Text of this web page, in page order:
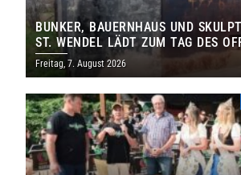
BUNKER, BAUERNHAUS UND
ST. WENDEL LÄDT ZUM TAG DES
DENKMALS EIN
Freitag, 7. August 2026